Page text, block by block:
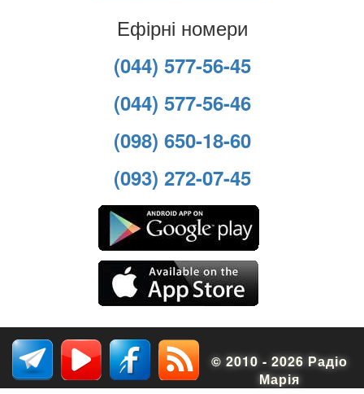
Ефірні номери
(044) 577-56-45
(044) 577-56-46
(098) 650-18-60
(093) 272-07-45
© 2010 - 2026 Радіо
Марія